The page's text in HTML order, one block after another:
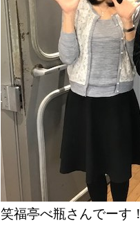
笑福亭べ瓶さんでーす！